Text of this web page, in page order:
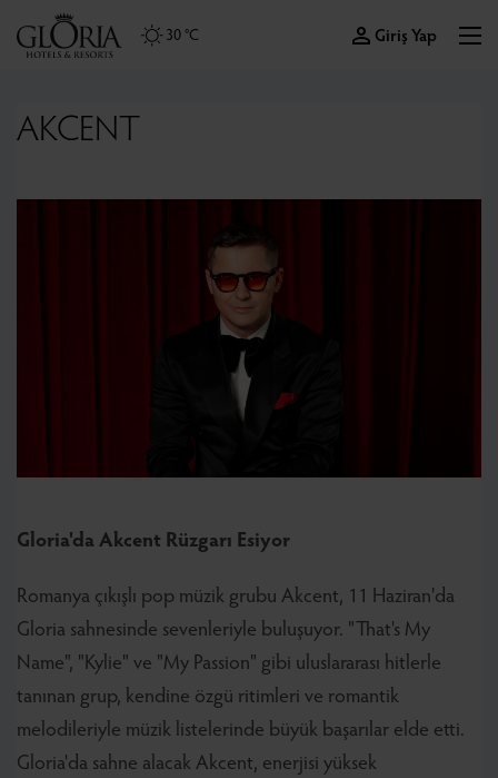
30 °C Giriş Yap
AKCENT
Gloria'da Akcent Rüzgarı Esiyor
Romanya çıkışlı pop müzik grubu Akcent, 11 Haziran'da
Gloria sahnesinde sevenleriyle buluşuyor. "That's My
Name", "Kylie" ve "My Passion" gibi uluslararası hitlerle
tanınan grup, kendine özgü ritimleri ve romantik
melodileriyle müzik listelerinde büyük başarılar elde etti.
Gloria'da sahne alacak Akcent, enerjisi yüksek